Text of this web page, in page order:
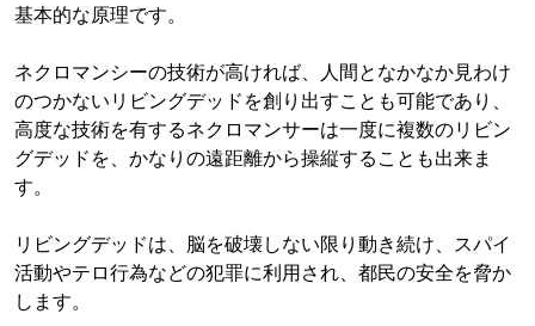
基本的な原理です。
ネクロマンシーの技術が高ければ、人間となかなか見わけ
のつかないリビングデッドを創り出すことも可能であり、
高度な技術を有するネクロマンサーは一度に複数のリビン
グデッドを、かなりの遠距離から操縦することも出来ま
す。
リビングデッドは、脳を破壊しない限り動き続け、スパイ
活動やテロ行為などの犯罪に利用され、都民の安全を脅か
します。